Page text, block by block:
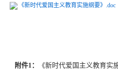
《新时代爱国主义教育实施纲要》.doc
附件1： 《新时代爱国主义教育实